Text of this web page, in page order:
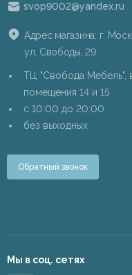
svop9002@yandex.ru
Адрес магазина: г.
ул. Свободы, 29
ТЦ "Свобода Мебель",
помещения 14 и 15
c 10:00 до 20:00
без выходных
Обратный звонок
Мы в соц. сетях